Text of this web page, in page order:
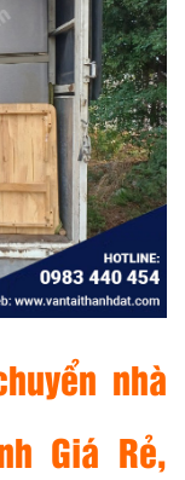
nhà
Giá Rẻ,